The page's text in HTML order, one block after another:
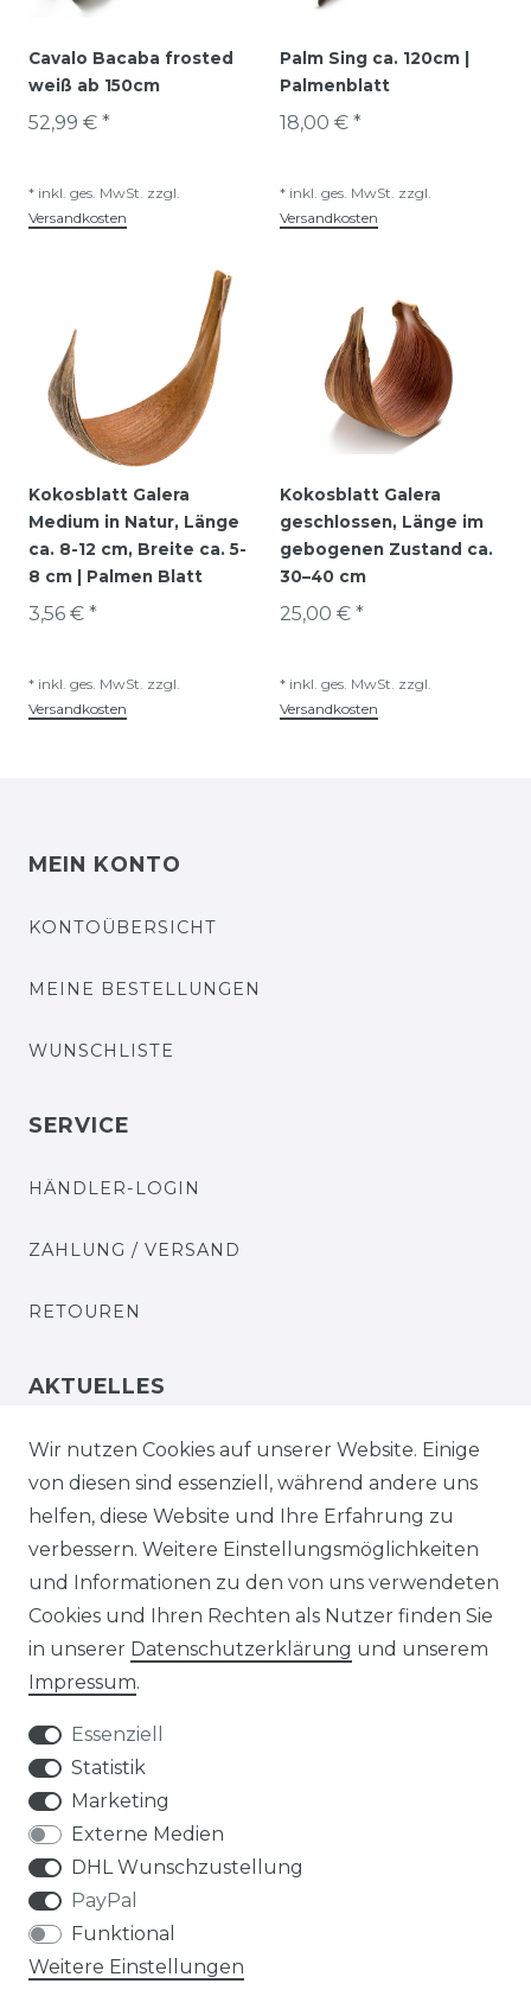
Cavalo Bacaba frosted
weiß ab 150cm
52,99 € *
* inkl. ges. MwSt. zzgl.
Versandkosten
Palm Sing ca. 120cm |
Palmenblatt
18,00 € *
* inkl. ges. MwSt. zzgl.
Versandkosten
Kokosblatt Galera
Medium in Natur, Länge
ca. 8-12 cm, Breite ca. 5-
8 cm | Palmen Blatt
3,56 € *
* inkl. ges. MwSt. zzgl.
Versandkosten
Kokosblatt Galera
geschlossen, Länge im
gebogenen Zustand ca.
30–40 cm
25,00 € *
* inkl. ges. MwSt. zzgl.
Versandkosten
MEIN KONTO
KONTOÜBERSICHT
MEINE BESTELLUNGEN
WUNSCHLISTE
SERVICE
HÄNDLER-LOGIN
ZAHLUNG / VERSAND
RETOUREN
AKTUELLES
STELLENANGEBOTE
NEWSLETTER
Impressum
AGB
VERTRAG WIDERRUFEN
Wir nutzen Cookies auf unserer Website. Einige
von diesen sind essenziell, während andere uns
helfen, diese Website und Ihre Erfahrung zu
verbessern. Weitere Einstellungsmöglichkeiten
und Informationen zu den von uns verwendeten
Cookies und Ihren Rechten als Nutzer finden Sie
in unserer Daten­schutz­erklärung und unserem
Impressum.
Essenziell
Statistik
Marketing
Externe Medien
DHL Wunschzustellung
PayPal
Funktional
Weitere Einstellungen